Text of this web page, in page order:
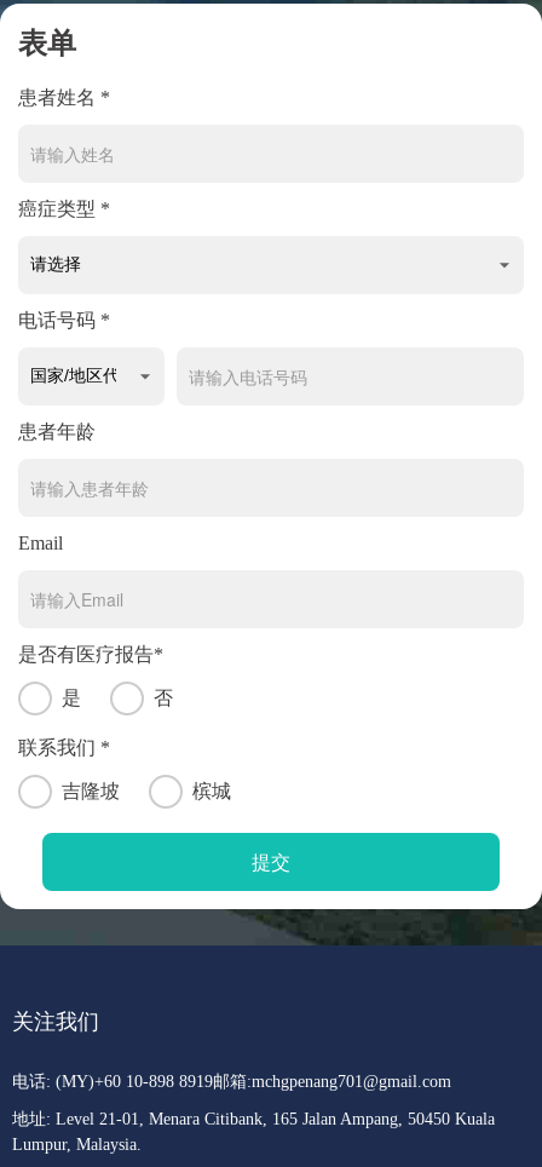
表单
患者姓名 *
癌症类型 *
电话号码 *
患者年龄
Email
是否有医疗报告*
是 否
联系我们 *
吉隆坡 槟城
关注我们
电话: (MY)+60 10-898 8919邮箱:mchgpenang701@gmail.com
地址: Level 21-01, Menara Citibank, 165 Jalan Ampang, 50450 Kuala
Lumpur, Malaysia.